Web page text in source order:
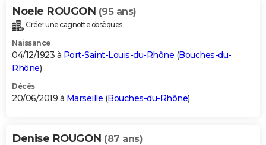
Noele ROUGON (95 ans)
Créer une cagnotte obsèques
Naissance
04/12/1923 à Port-Saint-Louis-du-Rhône (Bouches-du-
Rhône)
Décès
20/06/2019 à Marseille (Bouches-du-Rhône)
Denise ROUGON (87 ans)